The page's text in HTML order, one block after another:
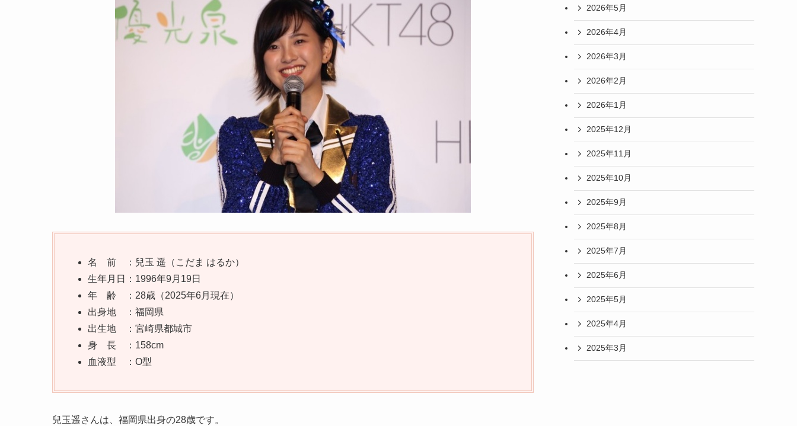
名 前 ：兒玉 遥（こだま はるか）
生年月日：1996年9月19日
年 齢 ：28歳（2025年6月現在）
出身地 ：福岡県
出生地 ：宮崎県都城市
身 長 ：158cm
血液型 ：O型
兒玉遥さんは、福岡県出身の28歳です。
2026年5月
2026年4月
2026年3月
2026年2月
2026年1月
2025年12月
2025年11月
2025年10月
2025年9月
2025年8月
2025年7月
2025年6月
2025年5月
2025年4月
2025年3月